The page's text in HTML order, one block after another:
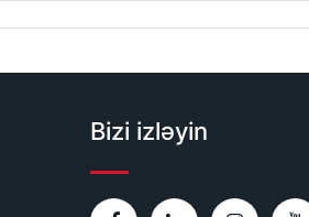
Bizi izləyin